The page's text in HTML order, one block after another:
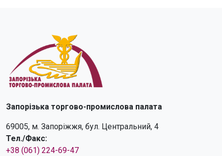
Запорізька торгово-промислова палата
69005, м. Запоріжжя, бул. Центральний, 4
Тел./Факс:
+38 (061) 224-69-47